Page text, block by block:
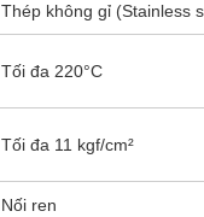
Thép không gỉ (Stainless
Tối đa 220°C
Tối đa 11 kgf/cm²
Nối ren